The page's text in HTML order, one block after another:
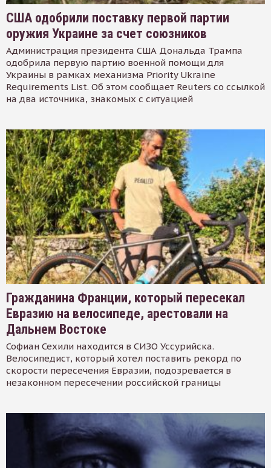
США одобрили поставку первой партии
оружия Украине за счет союзников
Администрация президента США Дональда Трампа
одобрила первую партию военной помощи для
Украины в рамках механизма Priority Ukraine
Requirements List. Об этом сообщает Reuters со ссылкой
на два источника, знакомых с ситуацией
Гражданина Франции, который пересекал
Евразию на велосипеде, арестовали на
Дальнем Востоке
Софиан Сехили находится в СИЗО Уссурийска.
Велосипедист, который хотел поставить рекорд по
скорости пересечения Евразии, подозревается в
незаконном пересечении российской границы